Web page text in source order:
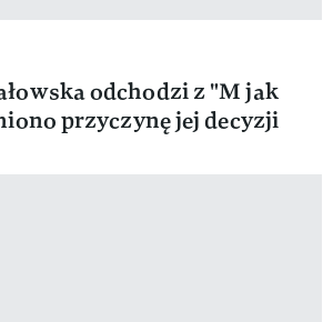
odchodzi z "M jak
przyczynę jej decyzji